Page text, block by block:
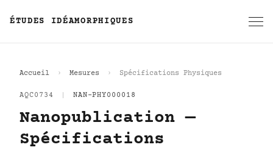
ÉTUDES IDÉAMORPHIQUES
Accueil Mesures Spécifications Physiques
AQC0734 NAN-PHY000018
Nanopublication —
Spécifications